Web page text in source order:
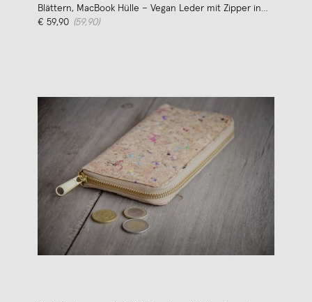
Blättern, MacBook Hülle – Vegan Leder mit Zipper in
gelb BY COPALA
€ 59,90 (59,90)